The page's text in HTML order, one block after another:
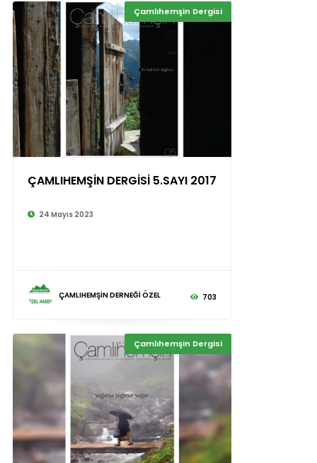
Çamlıhemşin Dergisi
ÇAMLIHEMŞİN DERGİSİ 5.SAYI 2017
24 Mayıs 2023
ÇAMLIHEMŞİN DERNEĞİ ÖZEL 703
Çamlıhemşin Dergisi